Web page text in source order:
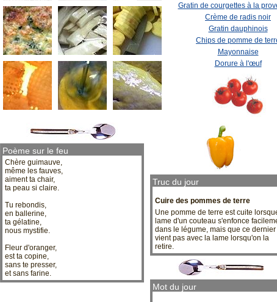
Gratin de courgettes à la
Crème de radis noir
Gratin dauphinois
Chips de pomme de
Mayonnaise
Dorure à l'œuf
Poème sur le feu
Chère guimauve,
même les fauves,
aiment ta chair,
ta peau si claire.
Tu rebondis,
en ballerine,
ta gélatine,
nous mystifie.
Fleur d'oranger,
est ta copine,
sans te presser,
et sans farine.
Truc du jour
Cuire des pommes de terre
Une pomme de terre est cuite
lame d'un couteau s'enfonce
dans le légume, mais que ce dernier
vient pas avec la lame lorsqu'on la
retire.
Mot du jour